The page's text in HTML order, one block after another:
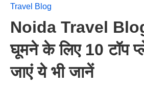
Travel Blog
Noida Travel
घूमने के लिए 10 टॉप
जाएं ये भी जानें